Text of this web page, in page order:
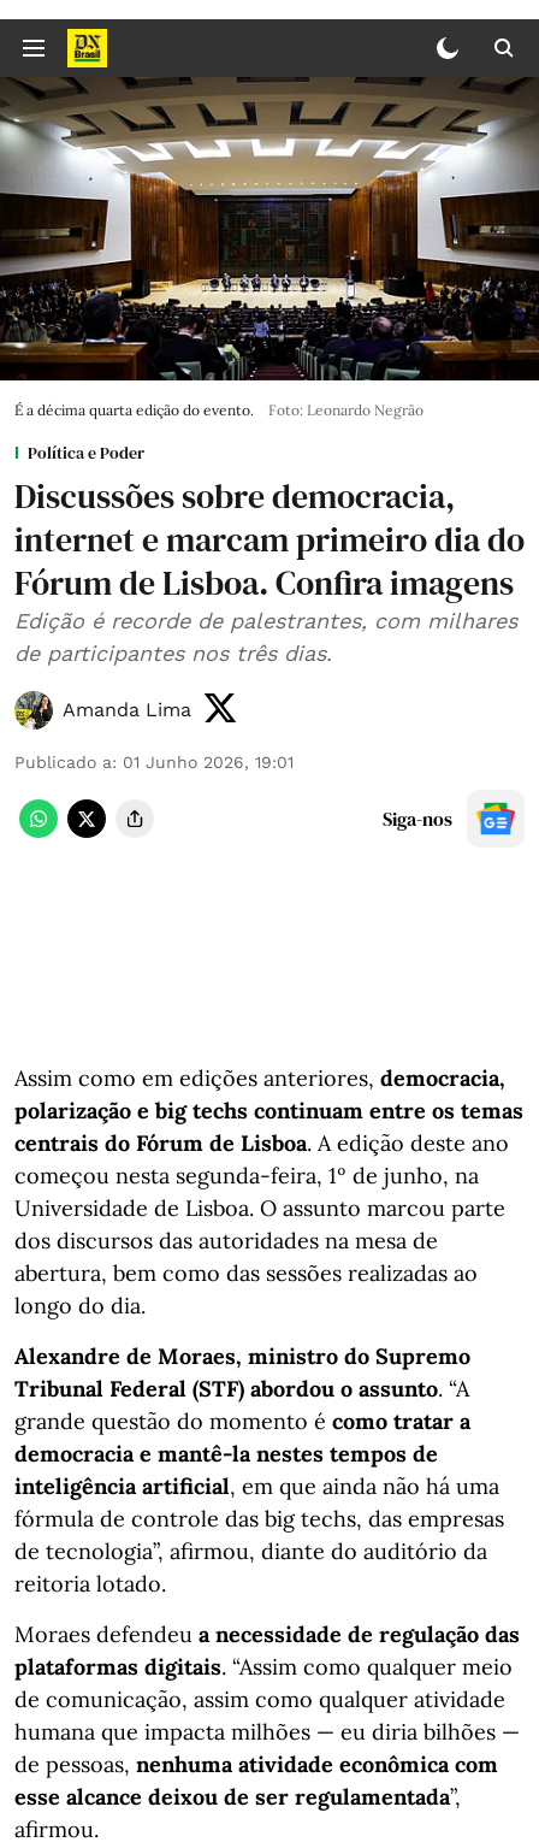
É a décima quarta edição do evento. Foto: Leonardo Negrão
Política e Poder
Discussões sobre democracia,
internet e marcam primeiro dia do
Fórum de Lisboa. Confira imagens
Edição é recorde de palestrantes, com milhares
de participantes nos três dias.
Amanda Lima
Publicado a: 01 Junho 2026, 19:01
Siga-nos
Assim como em edições anteriores, democracia,
polarização e big techs continuam entre os temas
centrais do Fórum de Lisboa. A edição deste ano
começou nesta segunda-feira, 1º de junho, na
Universidade de Lisboa. O assunto marcou parte
dos discursos das autoridades na mesa de
abertura, bem como das sessões realizadas ao
longo do dia.
Alexandre de Moraes, ministro do Supremo
Tribunal Federal (STF) abordou o assunto. “A
grande questão do momento é como tratar a
democracia e mantê-la nestes tempos de
inteligência artificial, em que ainda não há uma
fórmula de controle das big techs, das empresas
de tecnologia”, afirmou, diante do auditório da
reitoria lotado.
Moraes defendeu a necessidade de regulação das
plataformas digitais. “Assim como qualquer meio
de comunicação, assim como qualquer atividade
humana que impacta milhões — eu diria bilhões —
de pessoas, nenhuma atividade econômica com
esse alcance deixou de ser regulamentada”,
afirmou.